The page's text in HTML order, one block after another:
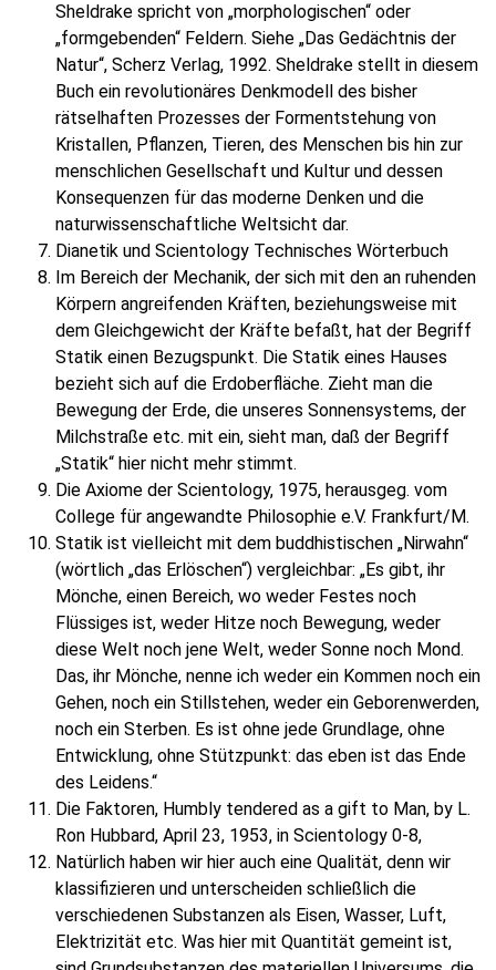
Sheldrake spricht von „morphologischen“ oder
„formgebenden“ Feldern. Siehe „Das Gedächtnis der
Natur“, Scherz Verlag, 1992. Sheldrake stellt in diesem
Buch ein revolutionäres Denkmodell des bisher
rätselhaften Prozesses der Formentstehung von
Kristallen, Pflanzen, Tieren, des Menschen bis hin zur
menschlichen Gesellschaft und Kultur und dessen
Konsequenzen für das moderne Denken und die
naturwissenschaftliche Weltsicht dar.
Dianetik und Scientology Technisches Wörterbuch
Im Bereich der Mechanik, der sich mit den an ruhenden
Körpern angreifenden Kräften, beziehungsweise mit
dem Gleichgewicht der Kräfte befaßt, hat der Begriff
Statik einen Bezugspunkt. Die Statik eines Hauses
bezieht sich auf die Erdoberfläche. Zieht man die
Bewegung der Erde, die unseres Sonnensystems, der
Milchstraße etc. mit ein, sieht man, daß der Begriff
„Statik“ hier nicht mehr stimmt.
Die Axiome der Scientology, 1975, herausgeg. vom
College für angewandte Philosophie e.V. Frankfurt/M.
Statik ist vielleicht mit dem buddhistischen „Nirwahn“
(wörtlich „das Erlöschen“) vergleichbar: „Es gibt, ihr
Mönche, einen Bereich, wo weder Festes noch
Flüssiges ist, weder Hitze noch Bewegung, weder
diese Welt noch jene Welt, weder Sonne noch Mond.
Das, ihr Mönche, nenne ich weder ein Kommen noch ein
Gehen, noch ein Stillstehen, weder ein Geborenwerden,
noch ein Sterben. Es ist ohne jede Grundlage, ohne
Entwicklung, ohne Stützpunkt: das eben ist das Ende
des Leidens.“
Die Faktoren, Humbly tendered as a gift to Man, by L.
Ron Hubbard, April 23, 1953, in Scientology 0-8,
Natürlich haben wir hier auch eine Qualität, denn wir
klassifizieren und unterscheiden schließlich die
verschiedenen Substanzen als Eisen, Wasser, Luft,
Elektrizität etc. Was hier mit Quantität gemeint ist,